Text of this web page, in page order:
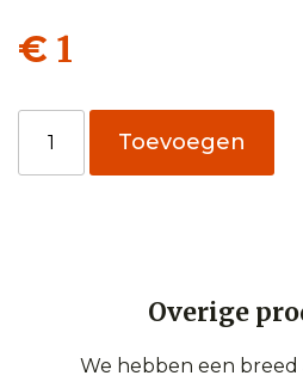
€ 1
aantal
Toevoegen
Overige
We hebben een breed